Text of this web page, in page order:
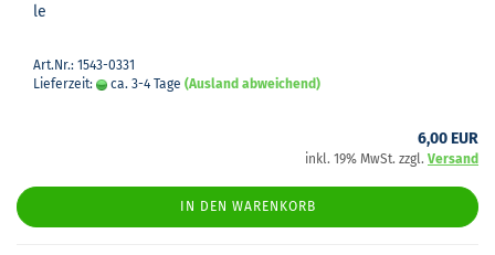
le
Art.Nr.: 1543-0331
Lieferzeit:
ca. 3-4 Tage (Ausland abweichend)
6,00 EUR
inkl. 19% MwSt. zzgl. Versand
IN DEN WARENKORB